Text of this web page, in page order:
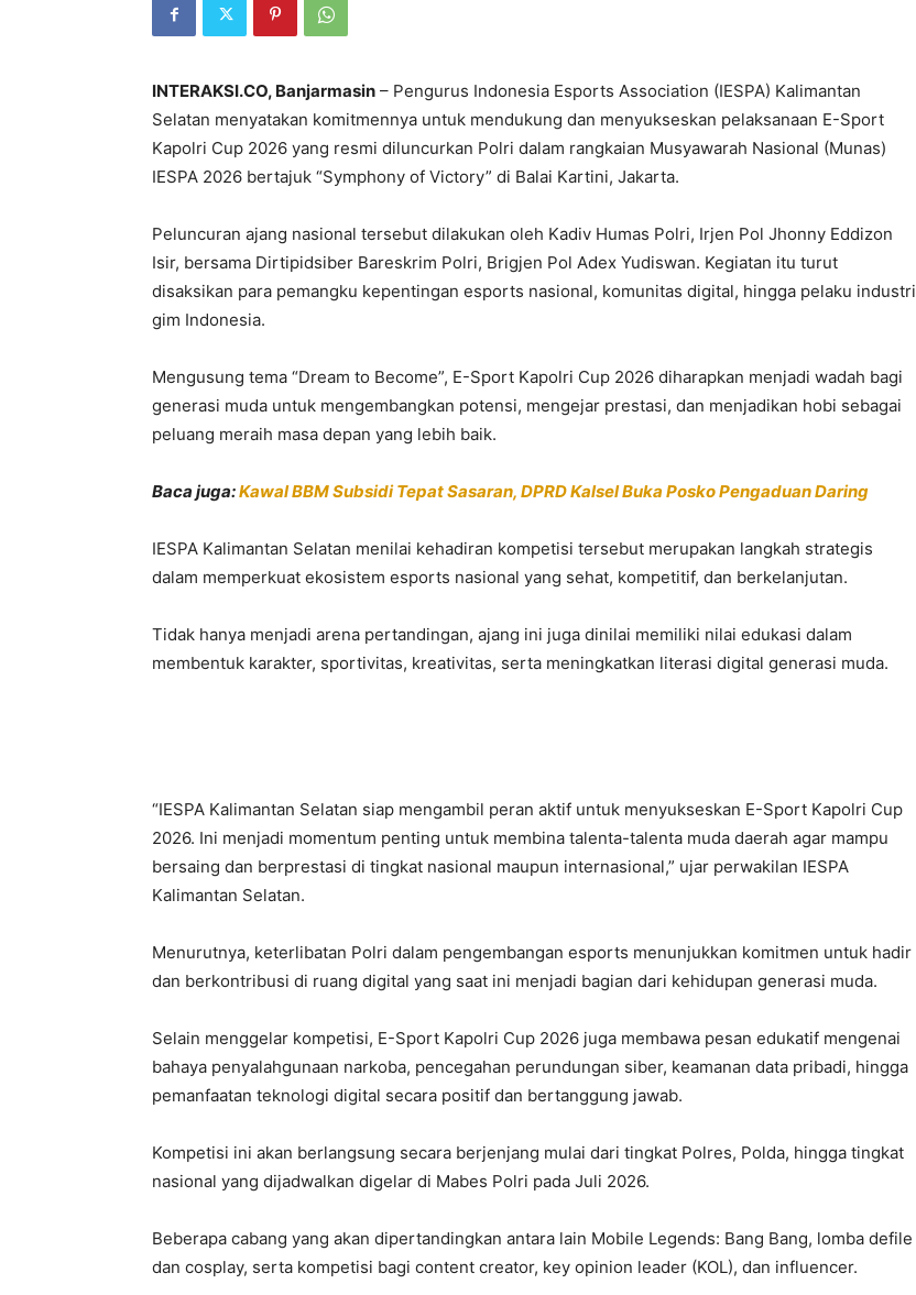
INTERAKSI.CO, Banjarmasin – Pengurus Indonesia Esports Association (IESPA) Kalimantan
Selatan menyatakan komitmennya untuk mendukung dan menyukseskan pelaksanaan E-Sport
Kapolri Cup 2026 yang resmi diluncurkan Polri dalam rangkaian Musyawarah Nasional (Munas)
IESPA 2026 bertajuk “Symphony of Victory” di Balai Kartini, Jakarta.
Peluncuran ajang nasional tersebut dilakukan oleh Kadiv Humas Polri, Irjen Pol Jhonny Eddizon
Isir, bersama Dirtipidsiber Bareskrim Polri, Brigjen Pol Adex Yudiswan. Kegiatan itu turut
disaksikan para pemangku kepentingan esports nasional, komunitas digital, hingga pelaku industri
gim Indonesia.
Mengusung tema “Dream to Become”, E-Sport Kapolri Cup 2026 diharapkan menjadi wadah bagi
generasi muda untuk mengembangkan potensi, mengejar prestasi, dan menjadikan hobi sebagai
peluang meraih masa depan yang lebih baik.
Baca juga:Kawal BBM Subsidi Tepat Sasaran, DPRD Kalsel Buka Posko Pengaduan Daring
IESPA Kalimantan Selatan menilai kehadiran kompetisi tersebut merupakan langkah strategis
dalam memperkuat ekosistem esports nasional yang sehat, kompetitif, dan berkelanjutan.
Tidak hanya menjadi arena pertandingan, ajang ini juga dinilai memiliki nilai edukasi dalam
membentuk karakter, sportivitas, kreativitas, serta meningkatkan literasi digital generasi muda.
“IESPA Kalimantan Selatan siap mengambil peran aktif untuk menyukseskan E-Sport Kapolri Cup
2026. Ini menjadi momentum penting untuk membina talenta-talenta muda daerah agar mampu
bersaing dan berprestasi di tingkat nasional maupun internasional,” ujar perwakilan IESPA
Kalimantan Selatan.
Menurutnya, keterlibatan Polri dalam pengembangan esports menunjukkan komitmen untuk hadir
dan berkontribusi di ruang digital yang saat ini menjadi bagian dari kehidupan generasi muda.
Selain menggelar kompetisi, E-Sport Kapolri Cup 2026 juga membawa pesan edukatif mengenai
bahaya penyalahgunaan narkoba, pencegahan perundungan siber, keamanan data pribadi, hingga
pemanfaatan teknologi digital secara positif dan bertanggung jawab.
Kompetisi ini akan berlangsung secara berjenjang mulai dari tingkat Polres, Polda, hingga tingkat
nasional yang dijadwalkan digelar di Mabes Polri pada Juli 2026.
Beberapa cabang yang akan dipertandingkan antara lain Mobile Legends: Bang Bang, lomba defile
dan cosplay, serta kompetisi bagi content creator, key opinion leader (KOL), dan influencer.